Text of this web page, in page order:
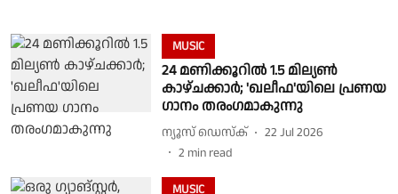
MUSIC
24 മണിക്കൂറിൽ 1.5 മില്യൺ
കാഴ്ചക്കാർ; 'ഖലീഫ'യിലെ പ്രണയ
ഗാനം തരംഗമാകുന്നു
ന്യൂസ് ഡെസ്ക്
22 Jul 2026
2 min read
MUSIC